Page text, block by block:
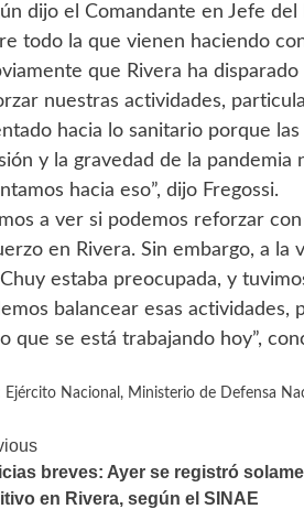
dijo el Comandante en Jefe
todo la que vienen haciendo
que Rivera ha
nuestras actividades,
hacia lo sanitario porque
y la gravedad de la
hacia eso”, dijo Fregossi.
a ver si podemos reforzar
en Rivera. Sin embargo, a la
estaba preocupada, y
balancear esas actividades,
que se está trabajando hoy”,
Ejército Nacional , Ministerio de Defensa
breves: Ayer se registró
en Rivera, según el SINAE